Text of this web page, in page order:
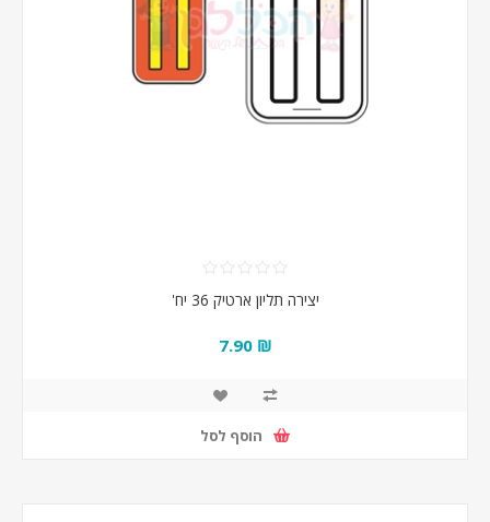
יצירה תליון ארטיק 36 יח'
₪ 7.90
הוסף לסל